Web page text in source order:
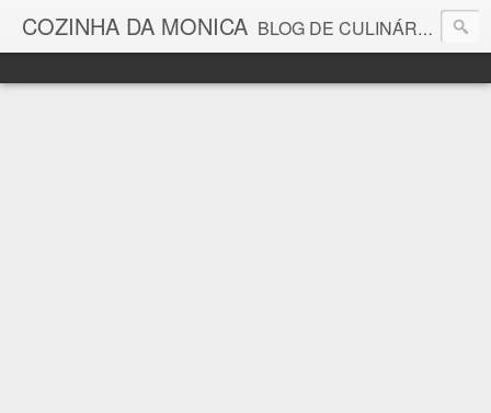
COZINHA DA MONICA BLOG DE CULINÁRIA E GASTRONOMIA COM RECEITAS, DICAS, CURIOSIDADES GASTRONÔMICAS E MUITO MAIS.